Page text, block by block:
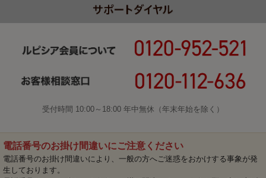
受付時間 10:00～18:00 年中無休（年末年始を除く）
電話番号のお掛け間違いにご注意ください
電話番号のお掛け間違いにより、一般の方へご迷惑をおかけする事象が発
生しております。